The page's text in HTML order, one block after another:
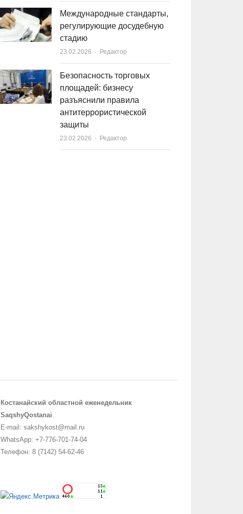
Международные стандарты,
регулирующие досудебную
стадию
23.02.2026 Author
Редактор
Безопасность торговых
площадей: бизнесу
разъяснили правила
антитеррористической
защиты
23.02.2026 Author
Редактор
Костанайский областной еженедельник
SaqshyQostanai
E-mail: sakshykost@mail.ru
WhatsApp: +7-776-701-74-04
Телефон: 8 (7142) 54-62-46